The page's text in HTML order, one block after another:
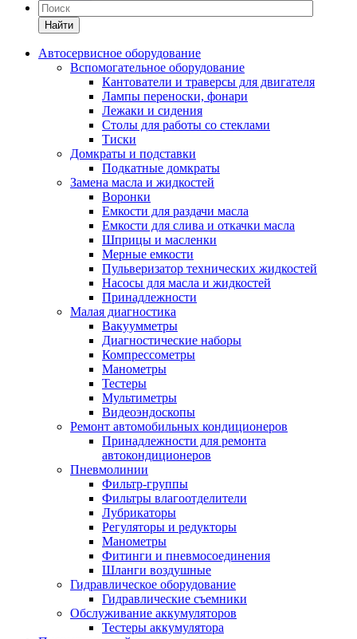
Найти
Автосервисное оборудование
Вспомогательное оборудование
Кантователи и траверсы для двигателя
Лампы переноски, фонари
Лежаки и сидения
Столы для работы со стеклами
Тиски
Домкраты и подставки
Подкатные домкраты
Замена масла и жидкостей
Воронки
Емкости для раздачи масла
Емкости для слива и откачки масла
Шприцы и масленки
Мерные емкости
Пульверизатор технических жидкостей
Насосы для масла и жидкостей
Принадлежности
Малая диагностика
Вакуумметры
Диагностические наборы
Компрессометры
Манометры
Тестеры
Мультиметры
Видеоэндоскопы
Ремонт автомобильных кондиционеров
Принадлежности для ремонта
автокондиционеров
Пневмолинии
Фильтр-группы
Фильтры влагоотделители
Лубрикаторы
Регуляторы и редукторы
Манометры
Фитинги и пневмосоединения
Шланги воздушные
Гидравлическое оборудование
Гидравлические съемники
Обслуживание аккумуляторов
Тестеры аккумулятора